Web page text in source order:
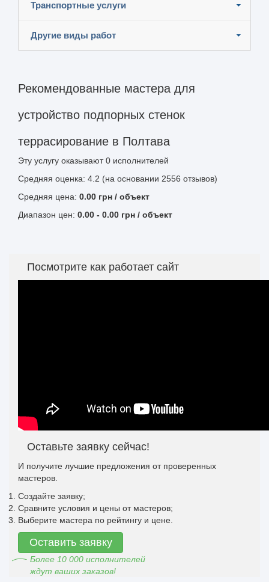
Транспортные услуги
Другие виды работ
Рекомендованные мастера для
устройство подпорных стенок
террасирование в Полтава
Эту услугу оказывают0 исполнителей
Средняя оценка: 4.2 (на основании 2556 отзывов)
Средняя цена: 0.00 грн / объект
Диапазон цен: 0.00 - 0.00 грн / объект
Посмотрите как работает сайт
Оставьте заявку сейчас!
И получите лучшие предложения от проверенных
мастеров.
Создайте заявку;
Сравните условия и цены от мастеров;
Выберите мастера по рейтингу и цене.
Оставить заявку
Более 10 000 исполнителей
ждут ваших заказов!